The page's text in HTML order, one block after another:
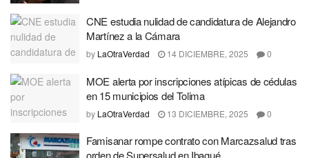
CNE estudia nulidad de candidatura de Alejandro
Martínez a la Cámara
by LaOtraVerdad 14 DICIEMBRE, 2025 0
MOE alerta por inscripciones atípicas de cédulas
en 15 municipios del Tolima
by LaOtraVerdad 13 DICIEMBRE, 2025 0
Famisanar rompe contrato con Marcazsalud tras
orden de Supersalud en Ibagué